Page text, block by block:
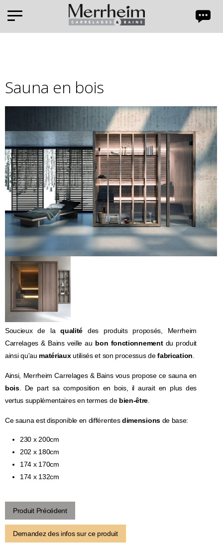
Sauna en bois
Soucieux de laqualité des produits proposés, Merrheim
Carrelages & Bains veille au bon fonctionnementdu produit
ainsi qu'au matériauxutilisés et son processus defabrication
Ainsi, Merrheim Carrelages & Bains vous propose ce sauna en
bois. De part sa composition en bois, il aurait en plus des
vertus supplémentaires en termes de bien-être
Ce sauna est disponible en différentesdimensionsde base:
230 x 200cm
202 x 180cm
174 x 170cm
174 x 132cm
Produit Précédent
Demandez des infos sur ce produit
Panneau de gestion des cookies